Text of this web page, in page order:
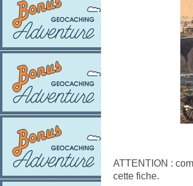
ATTENTION :
cette fiche.